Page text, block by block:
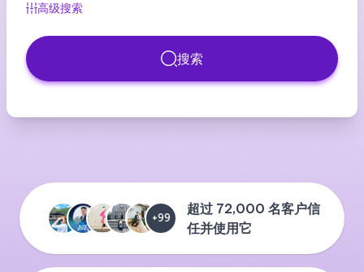
高级搜索
搜索
+99
超过 72,000 名客户信
任并使用它